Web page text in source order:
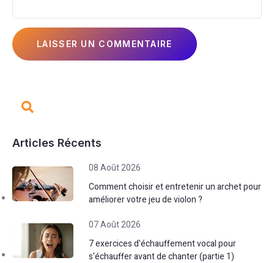
Articles Récents
08 Août 2026
Comment choisir et entretenir un archet pour
améliorer votre jeu de violon ?
07 Août 2026
7 exercices d'échauffement vocal pour
s'échauffer avant de chanter (partie 1)